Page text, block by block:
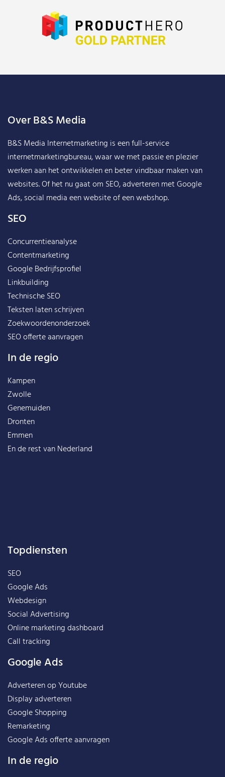
Over B&S Media
B&S Media Internetmarketing is een full-service
internetmarketingbureau, waar we met passie en plezier
werken aan het ontwikkelen en beter vindbaar maken van
websites. Of het nu gaat om SEO, adverteren met Google
Ads, social media een website of een webshop.
SEO
Concurrentieanalyse
Contentmarketing
Google Bedrijfsprofiel
Linkbuilding
Technische SEO
Teksten laten schrijven
Zoekwoordenonderzoek
SEO offerte aanvragen
In de regio
Kampen
Zwolle
Genemuiden
Dronten
Emmen
En de rest vanNederland
Topdiensten
SEO
Google Ads
Webdesign
Social Advertising
Online marketing dashboard
Call tracking
Google Ads
Adverteren op Youtube
Display adverteren
Google Shopping
Remarketing
Google Ads offerte aanvragen
In de regio